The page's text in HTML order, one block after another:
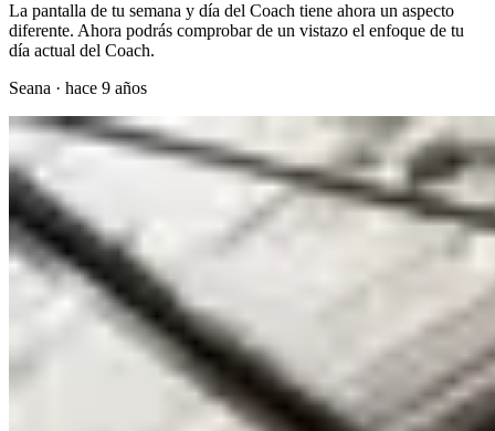
La pantalla de tu semana y día del Coach tiene ahora un aspecto
diferente. Ahora podrás comprobar de un vistazo el enfoque de tu
día actual del Coach.
Seana · hace 9 años